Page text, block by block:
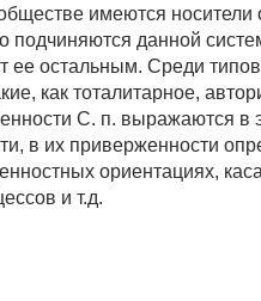
имеются носители
подчиняются данной
ее остальным. Среди
как тоталитарное,
С. п. выражаются в
в их приверженности
ориентациях,
и т.д.